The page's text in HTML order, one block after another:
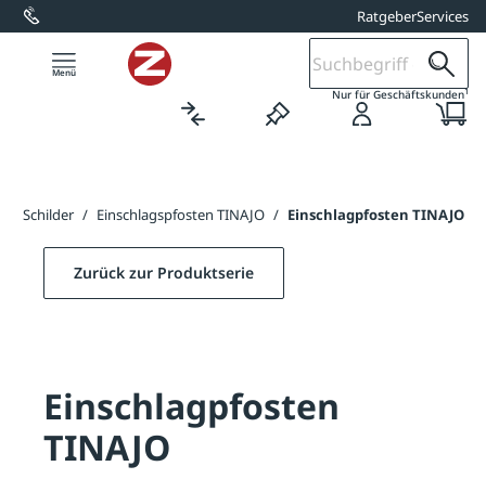
springen RatgeberServices
Nur für Geschäftskunden1
Schilder / Einschlagspfosten TINAJO / Einschlagpfosten TINAJO
Zurück zur Produktserie
Einschlagpfosten
TINAJO